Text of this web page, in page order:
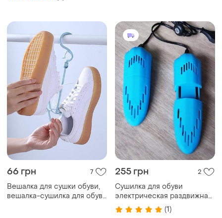
66 грн 7
Вешалка для сушки обуви,
вешалка-сушилка для обуви
(голубой)
255 грн
Сушилка для обуви
электрическая раздвижная
прибор для сушки обуви
электросушилка
(1)